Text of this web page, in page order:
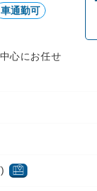
車通勤可
心にお任せ